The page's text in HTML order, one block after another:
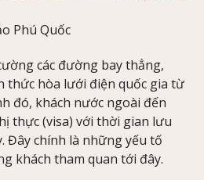
Phú Quốc
các đường bay thẳng,
thức hòa lưới điện quốc gia từ
đó, khách nước ngoài đến
thực (visa) với thời gian lưu
Đây chính là những yếu tố
khách tham quan tới đây.